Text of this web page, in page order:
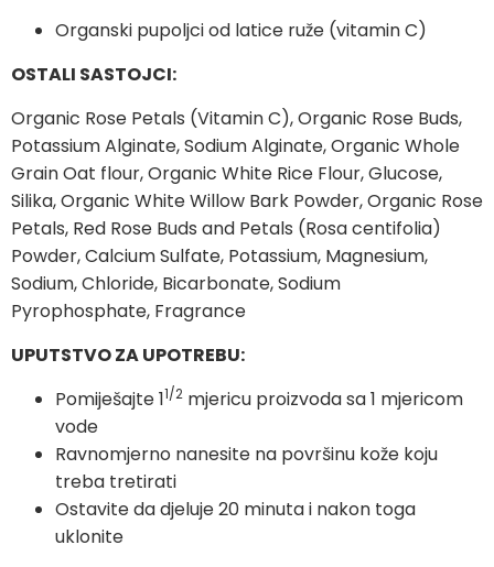
Organski pupoljci od latice ruže (vitamin C)
OSTALI SASTOJCI:
Organic Rose Petals (Vitamin C), Organic Rose Buds,
Potassium Alginate, Sodium Alginate, Organic Whole
Grain Oat flour, Organic White Rice Flour, Glucose,
Silika, Organic White Willow Bark Powder, Organic Rose
Petals, Red Rose Buds and Petals (Rosa centifolia)
Powder, Calcium Sulfate, Potassium, Magnesium,
Sodium, Chloride, Bicarbonate, Sodium
Pyrophosphate, Fragrance
UPUTSTVO ZA UPOTREBU:
Pomiješajte 11/2 mjericu proizvoda sa 1 mjericom
vode
Ravnomjerno nanesite na površinu kože koju
treba tretirati
Ostavite da djeluje 20 minuta i nakon toga
uklonite